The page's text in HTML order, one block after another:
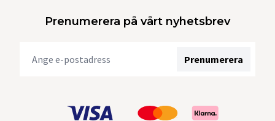
Prenumerera på vårt nyhetsbrev
Prenumerera